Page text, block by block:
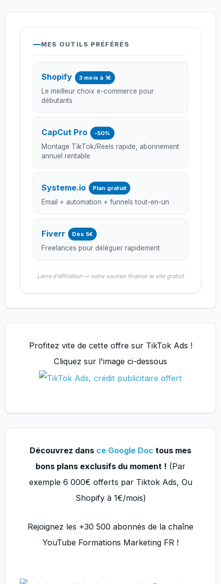
MES OUTILS PRÉFÉRÉS
Shopify 3 mois à 1€
Le meilleur choix e-commerce pour
débutants
CapCut Pro -50%
Montage TikTok/Reels rapide, abonnement
annuel rentable
Systeme.io Plan gratuit
Email + automation + funnels tout-en-un
Fiverr Dès 5€
Freelances pour déléguer rapidement
Liens d'affiliation — votre soutien finance le site gratuit
Profitez vite de cette offre sur TikTok Ads !
Cliquez sur l'image ci-dessous
Découvrez dans ce Google Doc tous mes
bons plans exclusifs du moment ! (Par
exemple 6 000€ offerts par Tiktok Ads, Ou
Shopify à 1€/mois)
Rejoignez les +30 500 abonnés de la chaîne
YouTube Formations Marketing FR !